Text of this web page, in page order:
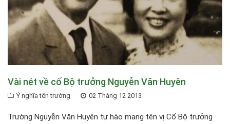
Vài nét về cố Bộ trưởng Nguyễn Văn Huyên
Ý nghĩa tên trường 02 Tháng 12 2013
Trường Nguyễn Văn Huyên tự hào mang tên vị Cố Bộ trưởng